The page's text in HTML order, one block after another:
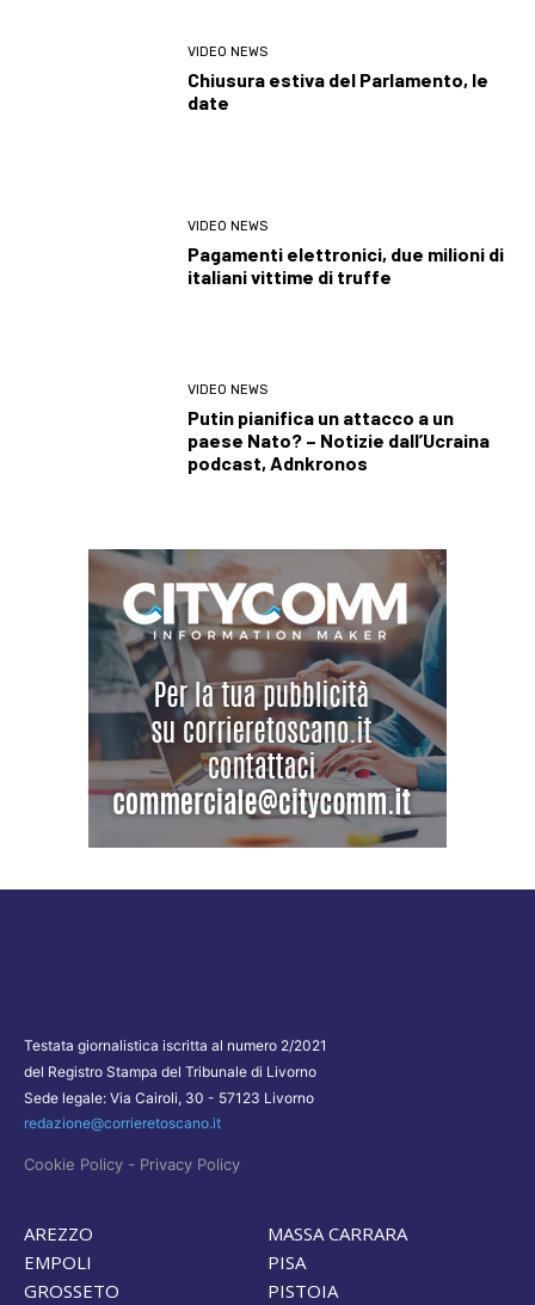
VIDEO NEWS
Chiusura estiva del Parlamento, le
date
VIDEO NEWS
Pagamenti elettronici, due milioni di
italiani vittime di truffe
VIDEO NEWS
Putin pianifica un attacco a un
paese Nato? – Notizie dall’Ucraina
podcast, Adnkronos
Testata giornalistica iscritta al numero 2/2021
del Registro Stampa del Tribunale di Livorno
Sede legale: Via Cairoli, 30 - 57123 Livorno
redazione@corrieretoscano.it
Cookie Policy - Privacy Policy
AREZZO
EMPOLI
GROSSETO
MASSA CARRARA
PISA
PISTOIA